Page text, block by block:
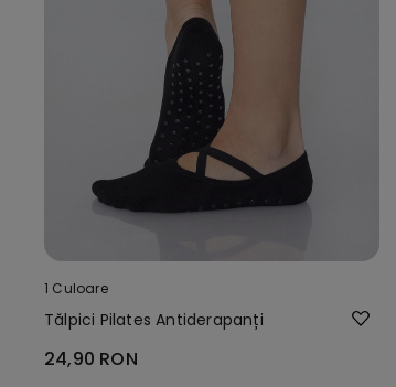
1 Culoare
Tălpici Pilates Antiderapanți
24,90 RON